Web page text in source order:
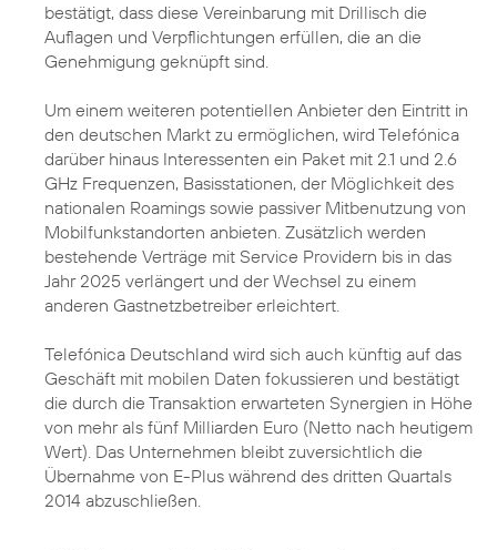
bestätigt, dass diese Vereinbarung mit Drillisch die
Auflagen und Verpflichtungen erfüllen, die an die
Genehmigung geknüpft sind.
Um einem weiteren potentiellen Anbieter den Eintritt in
den deutschen Markt zu ermöglichen, wird Telefónica
darüber hinaus Interessenten ein Paket mit 2.1 und 2.6
GHz Frequenzen, Basisstationen, der Möglichkeit des
nationalen Roamings sowie passiver Mitbenutzung von
Mobilfunkstandorten anbieten. Zusätzlich werden
bestehende Verträge mit Service Providern bis in das
Jahr 2025 verlängert und der Wechsel zu einem
anderen Gastnetzbetreiber erleichtert.
Telefónica Deutschland wird sich auch künftig auf das
Geschäft mit mobilen Daten fokussieren und bestätigt
die durch die Transaktion erwarteten Synergien in Höhe
von mehr als fünf Milliarden Euro (Netto nach heutigem
Wert). Das Unternehmen bleibt zuversichtlich die
Übernahme von E-Plus während des dritten Quartals
2014 abzuschließen.